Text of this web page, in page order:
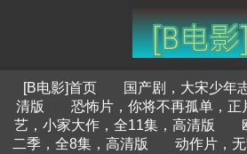
[B电影]首页
国产剧，大宋少年
清版
恐怖片，你将不再孤单，正
艺，小家大作，全11集，高清版
二季，全8集，高清版
动作片，